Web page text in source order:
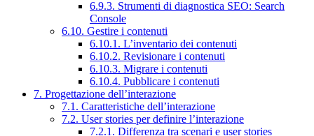
6.9.3. Strumenti di diagnostica SEO: Search
Console
6.10. Gestire i contenuti
6.10.1. L’inventario dei contenuti
6.10.2. Revisionare i contenuti
6.10.3. Migrare i contenuti
6.10.4. Pubblicare i contenuti
7. Progettazione dell’interazione
7.1. Caratteristiche dell’interazione
7.2. User stories per definire l’interazione
7.2.1. Differenza tra scenari e user stories